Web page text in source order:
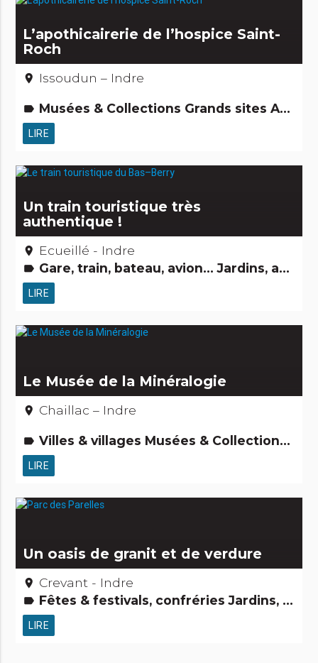
L’apothicairerie de l’hospice Saint-
Roch
place Issoudun – Indre
label Musées & Collections Grands sites Activités touristiques, sportives, culturelles
LIRE
Un train touristique très
authentique !
place Ecueillé - Indre
label Gare, train, bateau, avion... Jardins, activités de découverte et de loisirs Routes & chemins Activités touristiques, sportives, culturelles
LIRE
Le Musée de la Minéralogie
place Chaillac – Indre
label Villes & villages Musées & Collections Jardins, activités de découverte et de loisirs Archéologie et vieilles pierres
LIRE
Un oasis de granit et de verdure
place Crevant - Indre
label Fêtes & festivals, confréries Jardins, activités de découverte et de loisirs Curiosités naturelles Activités touristiques, sportives, culturelles
LIRE